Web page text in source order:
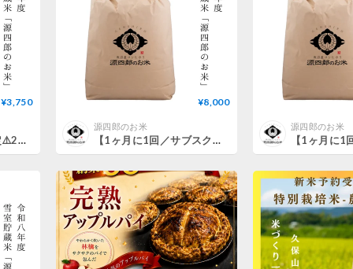
¥3,750
【⚠️リピーター様限定⚠️2ヶ月に1回／サブスク】雪室貯蔵米「源四郎のお米」（新米5kg）
¥8,000
源四郎のお米
【1ヶ月に1回／サブスク】雪室貯蔵米「源四郎のお米」（新米10kg）
源四郎のお米